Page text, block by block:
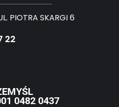
PIOTRA SKARGI 6
22
0482 0437